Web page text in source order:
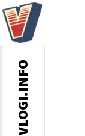
VLOGI.INFO